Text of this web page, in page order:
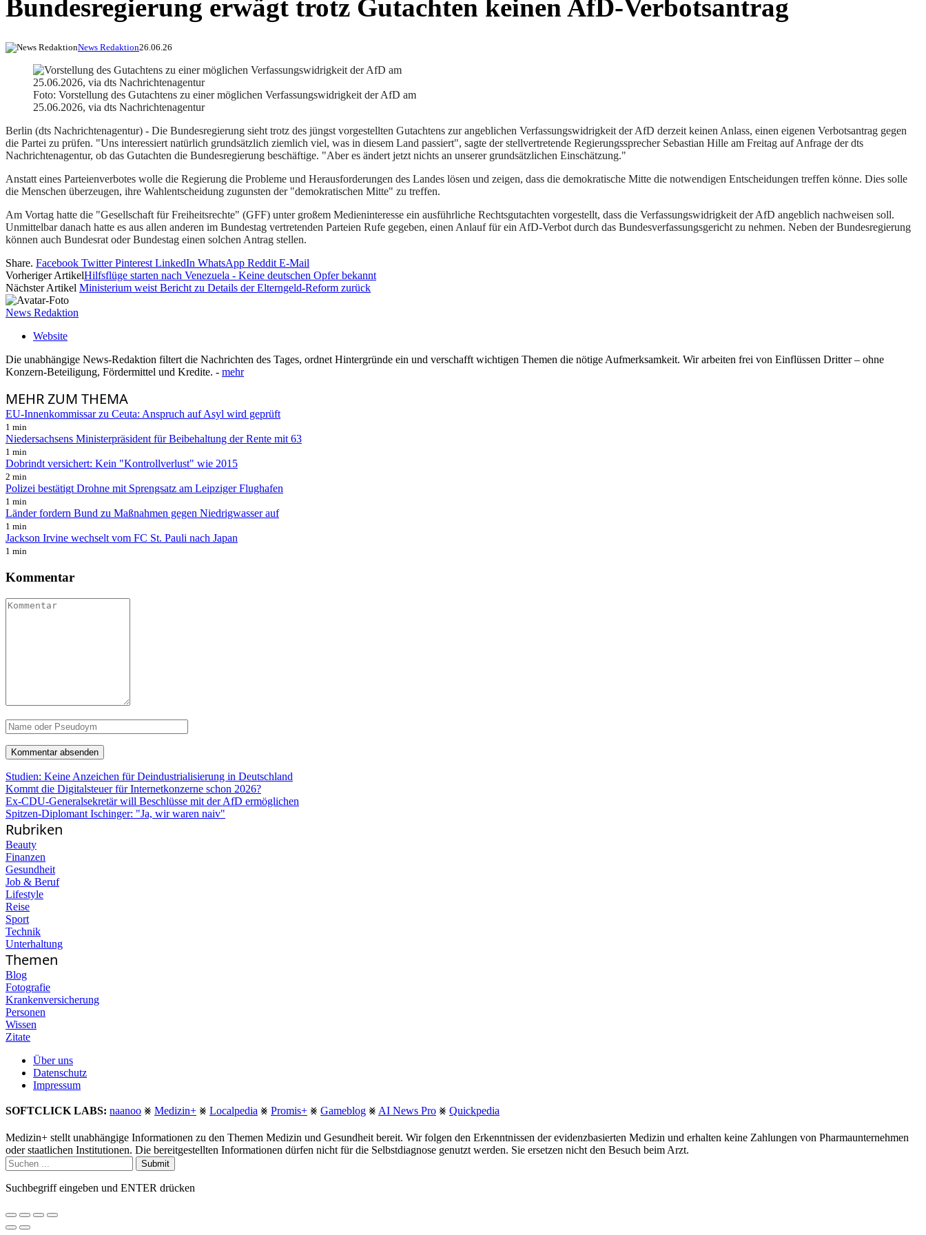
Bundesregierung erwägt trotz Gutachten keinen AfD-Verbotsantrag
News Redaktion26.06.26
Foto: Vorstellung des Gutachtens zu einer möglichen Verfassungswidrigkeit der AfD am
25.06.2026, via dts Nachrichtenagentur
Berlin (dts Nachrichtenagentur) - Die Bundesregierung sieht trotz des jüngst vorgestellten Gutachtens zur angeblichen Verfassungswidrigkeit der AfD derzeit keinen Anlass, einen eigenen Verbotsantrag gegen
die Partei zu prüfen. "Uns interessiert natürlich grundsätzlich ziemlich viel, was in diesem Land passiert", sagte der stellvertretende Regierungssprecher Sebastian Hille am Freitag auf Anfrage der dts
Nachrichtenagentur, ob das Gutachten die Bundesregierung beschäftige. "Aber es ändert jetzt nichts an unserer grundsätzlichen Einschätzung."
Anstatt eines Parteienverbotes wolle die Regierung die Probleme und Herausforderungen des Landes lösen und zeigen, dass die demokratische Mitte die notwendigen Entscheidungen treffen könne. Dies solle
die Menschen überzeugen, ihre Wahlentscheidung zugunsten der "demokratischen Mitte" zu treffen.
Am Vortag hatte die "Gesellschaft für Freiheitsrechte" (GFF) unter großem Medieninteresse ein ausführliche Rechtsgutachten vorgestellt, dass die Verfassungswidrigkeit der AfD angeblich nachweisen soll.
Unmittelbar danach hatte es aus allen anderen im Bundestag vertretenden Parteien Rufe gegeben, einen Anlauf für ein AfD-Verbot durch das Bundesverfassungsgericht zu nehmen. Neben der Bundesregierung
können auch Bundesrat oder Bundestag einen solchen Antrag stellen.
Share. Facebook Twitter Pinterest LinkedIn WhatsApp Reddit E-Mail
Vorheriger ArtikelHilfsflüge starten nach Venezuela - Keine deutschen Opfer bekannt
Nächster Artikel Ministerium weist Bericht zu Details der Elterngeld-Reform zurück
News Redaktion
Website
Die unabhängige News-Redaktion filtert die Nachrichten des Tages, ordnet Hintergründe ein und verschafft wichtigen Themen die nötige Aufmerksamkeit. Wir arbeiten frei von Einflüssen Dritter – ohne
Konzern-Beteiligung, Fördermittel und Kredite. - mehr
MEHRZUM THEMA
EU-Innenkommissar zu Ceuta: Anspruch auf Asyl wird geprüft
1 min
Niedersachsens Ministerpräsident für Beibehaltung der Rente mit 63
1 min
Dobrindt versichert: Kein "Kontrollverlust" wie 2015
2 min
Polizei bestätigt Drohne mit Sprengsatz am Leipziger Flughafen
1 min
Länder fordern Bund zu Maßnahmen gegen Niedrigwasser auf
1 min
Jackson Irvine wechselt vom FC St. Pauli nach Japan
1 min
Kommentar
Studien: Keine Anzeichen für Deindustrialisierung in Deutschland
Kommt die Digitalsteuer für Internetkonzerne schon 2026?
Ex-CDU-Generalsekretär will Beschlüsse mit der AfD ermöglichen
Spitzen-Diplomant Ischinger: "Ja, wir waren naiv"
Rubriken
Beauty
Finanzen
Gesundheit
Job & Beruf
Lifestyle
Reise
Sport
Technik
Unterhaltung
Themen
Blog
Fotografie
Krankenversicherung
Personen
Wissen
Zitate
Über uns
Datenschutz
Impressum
SOFTCLICK LABS: naanoo ⨳ Medizin+ ⨳ Localpedia ⨳ Promis+ ⨳ Gameblog ⨳ AI News Pro ⨳ Quickpedia
Medizin+ stellt unabhängige Informationen zu den Themen Medizin und Gesundheit bereit. Wir folgen den Erkenntnissen der evidenzbasierten Medizin und erhalten keine Zahlungen von Pharmaunternehmen
oder staatlichen Institutionen. Die bereitgestellten Informationen dürfen nicht für die Selbstdiagnose genutzt werden. Sie ersetzen nicht den Besuch beim Arzt.
Submit
Suchbegriff eingeben und ENTER drücken